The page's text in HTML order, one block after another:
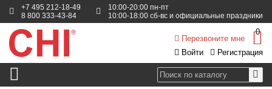
+7 495 212-18-49
8 800 333-43-84
10:00-20:00 пн-пт
10:00-18:00 сб-вс и официальные праздники
Войти Регистрация
Перезвоните мне
0